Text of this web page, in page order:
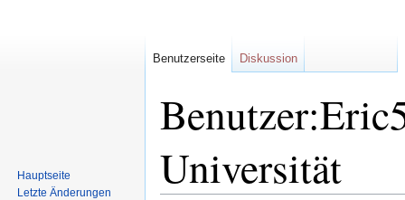
Universität
Benutzerseite Diskussion
Hauptseite
Letzte Änderungen